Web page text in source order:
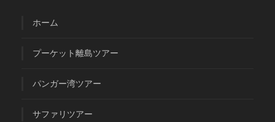
ホーム
プーケット離島ツアー
パンガー湾ツアー
サファリツアー